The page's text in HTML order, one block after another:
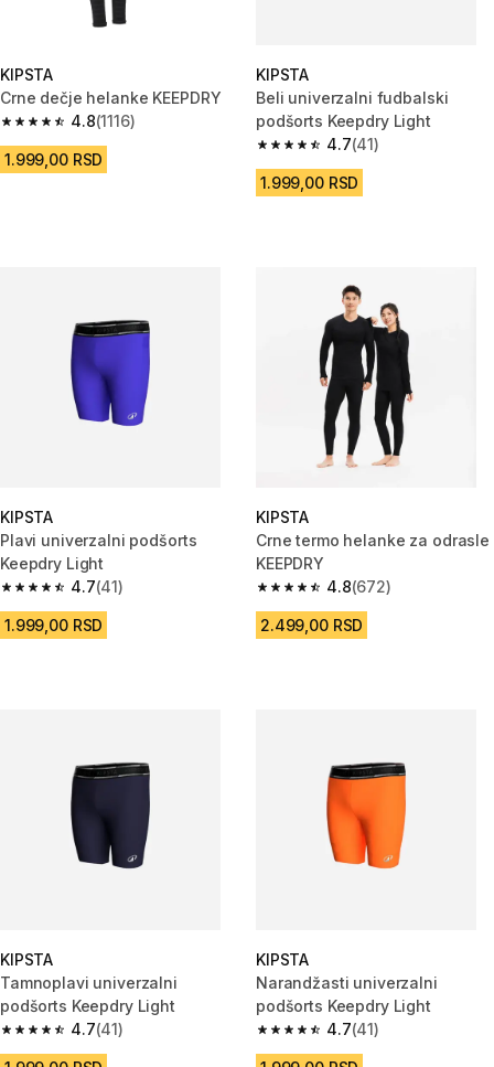
KIPSTA
Crne dečje helanke KEEPDRY
4.8
4.8 od 5 zvezdica from 1116 Recenzije
(1116)
1.999,00 RSD
KIPSTA
Beli univerzalni fudbalski
podšorts Keepdry Light
4.7
4.7 od 5 zvezdica from 41
(41)
1.999,00 RSD
KIPSTA
Plavi univerzalni podšorts
Keepdry Light
4.7
4.7 od 5 zvezdica from 41 Recenzije
(41)
1.999,00 RSD
KIPSTA
Crne termo helanke za odrasle
KEEPDRY
4.8
4.8 od 5 zvezdica from 672
(672)
2.499,00 RSD
KIPSTA
Tamnoplavi univerzalni
podšorts Keepdry Light
4.7
4.7 od 5 zvezdica from 41 Recenzije
(41)
KIPSTA
Narandžasti univerzalni
podšorts Keepdry Light
4.7
4.7 od 5 zvezdica from 41
(41)